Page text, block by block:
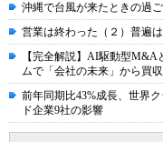
沖縄で台風が来たときの過
営業は終わった（２）普遍
【完全解説】AI駆動型
ムで「会社の未来」から買
前年同期比43%成長、世界
ド企業9社の影響